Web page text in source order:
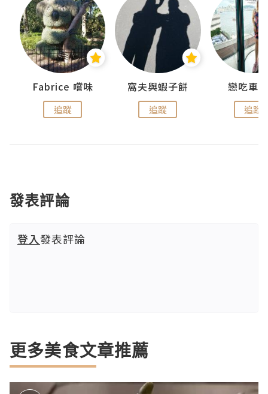
Fabrice 嚐味
追蹤
窩夫與蝦子餅
追蹤
戀吃車
追蹤
發表評論
登入發表評論
更多美食文章推薦